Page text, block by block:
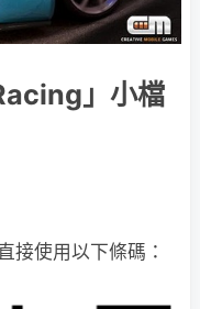
」小檔
接使用以下條碼：